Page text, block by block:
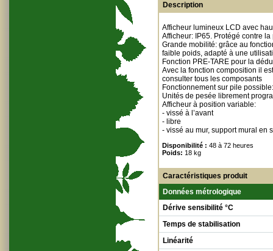
Description
Afficheur lumineux LCD avec
Afficheur: IP65. Protégé contre
Grande mobilité: grâce au
faible poids, adapté à une
Fonction PRE-TARE pour la
Avec la fonction composition il
consulter tous les composants
Fonctionnement sur pile
Unités de pesée librement
Afficheur à position variable:
- vissé à l’avant
- libre
- vissé au mur, support mural en
Disponibilité : 48 à 72 heures
Poids: 18 kg
Caractéristiques produit
Données métrologique
Dérive sensibilité °C
Temps de stabilisation
Linéarité